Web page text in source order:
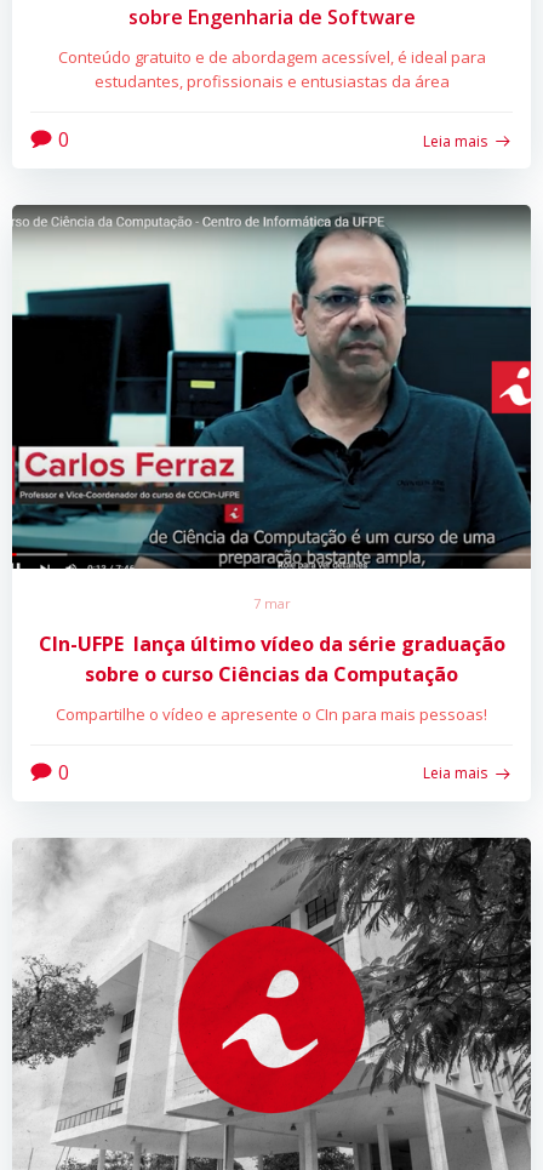
sobre Engenharia de Software
Conteúdo gratuito e de abordagem acessível, é ideal para
estudantes, profissionais e entusiastas da área
0 Leia mais
7 mar
CIn-UFPE lança último vídeo da série graduação
sobre o curso Ciências da Computação
Compartilhe o vídeo e apresente o CIn para mais pessoas!
0 Leia mais